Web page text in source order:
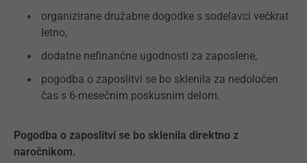
organizirane družabne dogodke s sodelavci večkrat
letno,
dodatne nefinančne ugodnosti za zaposlene,
pogodba o zaposlitvi se bo sklenila za nedoločen
čas s 6-mesečnim poskusnim delom.
Pogodba o zaposlitvi se bo sklenila direktno z
naročnikom.